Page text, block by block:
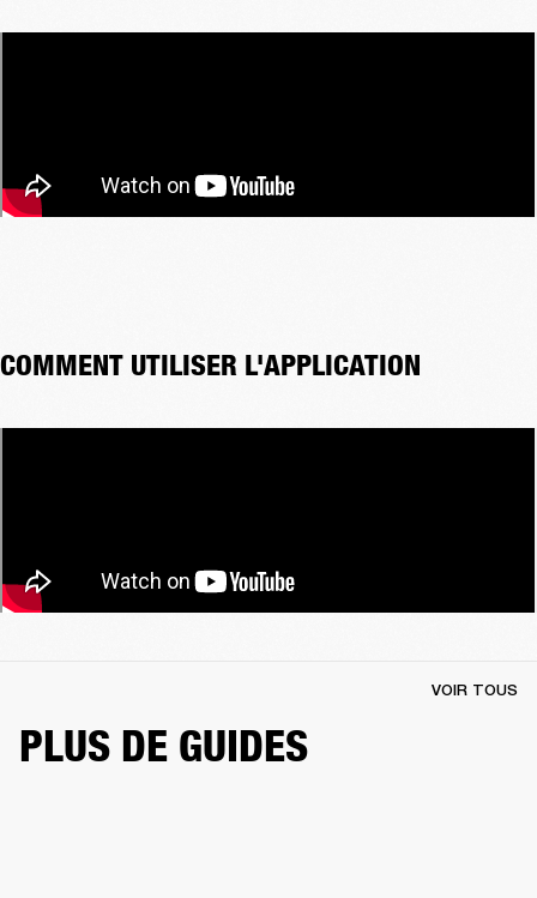
COMMENT UTILISER L'APPLICATION
PLUS DE GUIDES
VOIR TOUS